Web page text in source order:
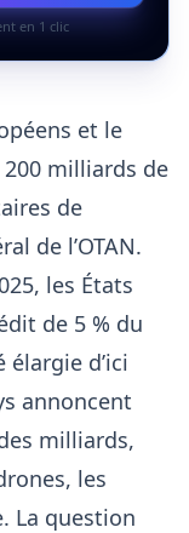
en 1 clic
et le
milliards de
de
de l’OTAN.
les États
de 5 % du
d’ici
annoncent
milliards,
les
. La question